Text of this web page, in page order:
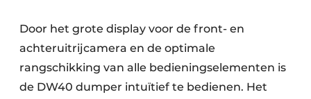
Door het grote display voor de front- en
achteruitrijcamera en de optimale
rangschikking van alle bedieningselementen is
de DW40 dumper intuïtief te bedienen. Het